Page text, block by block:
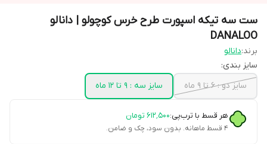
ست سه تیکه اسپورت طرح خرس کوچولو | دانالو
DANALOO
برند:دانالو
سایز بندی:
سایز دو : 6 تا 9 ماه
سایز سه : 9 تا 12 ماه
هر قسط با ترب‌پی:۶۱۲٬۵۰۰ تومان
۴ قسط ماهانه. بدون سود، چک و ضامن.